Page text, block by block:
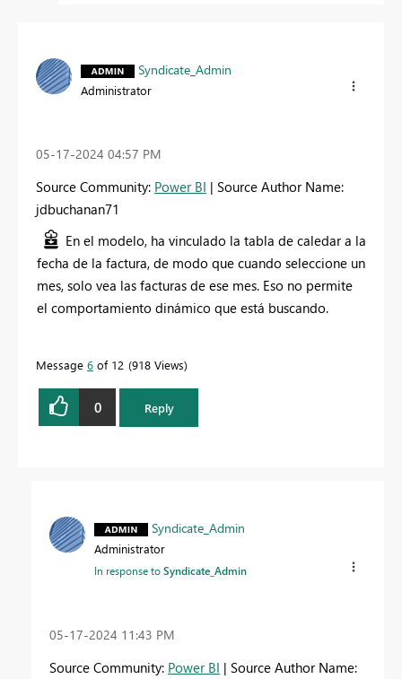
Syndicate_Admin
Administrator
‎05-17-2024 04:57 PM
Source Community: Power BI | Source Author Name:
jdbuchanan71
En el modelo, ha vinculado la tabla de caledar a la
fecha de la factura, de modo que cuando seleccione un
mes, solo vea las facturas de ese mes. Eso no permite
el comportamiento dinámico que está buscando.
Message 6 of 12 918 Views
0 Reply
Syndicate_Admin
Administrator
In response toSyndicate_Admin
‎05-17-2024 11:43 PM
Source Community: Power BI | Source Author Name: